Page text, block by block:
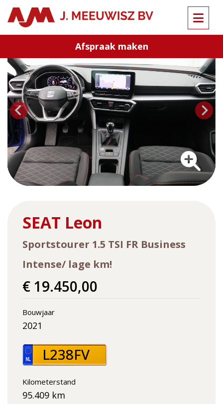
Afspraak maken
Terug naar overzicht
SEAT Leon
Sportstourer 1.5 TSI FR Business
Intense/ lage km!
€ 19.450,00
Bouwjaar
2021
L238FV
Kilometerstand
95.409 km